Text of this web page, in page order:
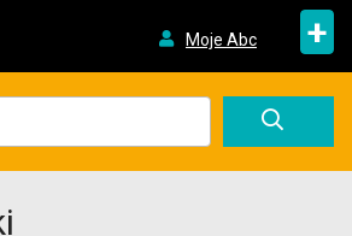
Moje Abc +